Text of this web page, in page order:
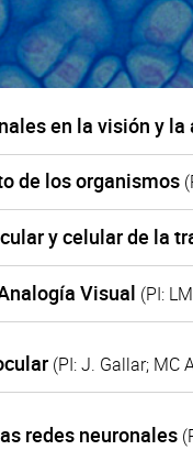
en la visión y la
de los organismos
y celular de la
Visual (PI:
(PI: J. Gallar; MC
redes neuronales